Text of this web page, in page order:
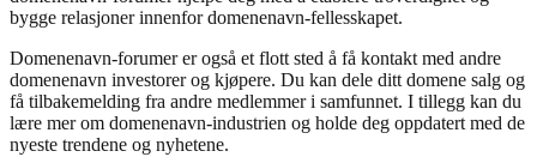
bygge relasjoner innenfor domenenavn-fellesskapet.
Domenenavn-forumer er også et flott sted å få kontakt med andre
domenenavn investorer og kjøpere. Du kan dele ditt domene salg og
få tilbakemelding fra andre medlemmer i samfunnet. I tillegg kan du
lære mer om domenenavn-industrien og holde deg oppdatert med de
nyeste trendene og nyhetene.